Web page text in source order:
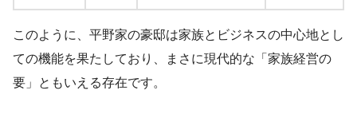
このように、平野家の豪邸は家族とビジネスの中心地とし
ての機能を果たしており、まさに現代的な「家族経営の
要」ともいえる存在です。